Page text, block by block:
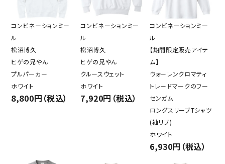
コンビネーションミー
ル
松沼博久
ヒゲの兄やん
プルパーカー
ホワイト
8,800円（税込）
コンビネーションミー
ル
松沼博久
ヒゲの兄やん
クルースウェット
ホワイト
7,920円（税込）
コンビネーションミー
ル
【期間限定販売アイテ
ム】
ウォーレンクロマティ
トレードマークのフー
センガム
ロングスリーブTシャツ
(袖リブ)
ホワイト
6,930円（税込）